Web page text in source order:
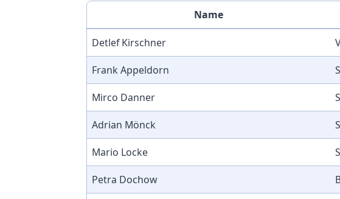
Name
Detlef Kirschner
Frank Appeldorn
Mirco Danner
Adrian Mönck
Mario Locke
Petra Dochow